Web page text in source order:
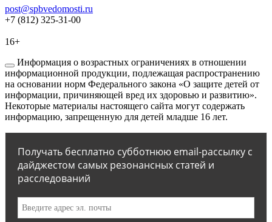
post@spbvedomosti.ru
+7 (812) 325-31-00
16+
Информация о возрастных ограничениях в отношении
информационной продукции, подлежащая распространению
на основании норм Федерального закона «О защите детей от
информации, причиняющей вред их здоровью и развитию».
Некоторые материалы настоящего сайта могут содержать
информацию, запрещенную для детей младше 16 лет.
Получать бесплатно субботнюю email-рассылку с
дайджестом самых резонансных статей и
расследований